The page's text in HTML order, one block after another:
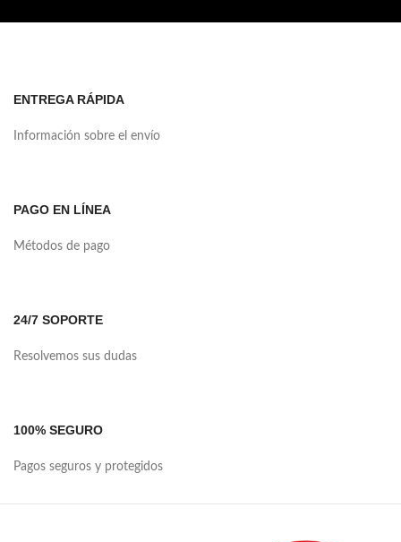
ENTREGA RÁPIDA
Información sobre el envío
PAGO EN LÍNEA
Métodos de pago
24/7 SOPORTE
Resolvemos sus dudas
100% SEGURO
Pagos seguros y protegidos